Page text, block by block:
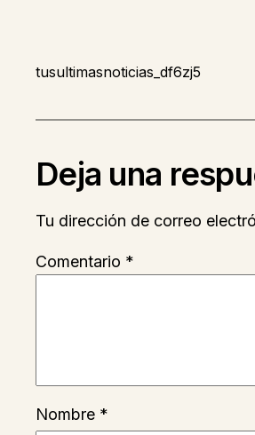
tusultimasnoticias_df6zj5
Deja una
Tu dirección de correo
Comentario *
Nombre *